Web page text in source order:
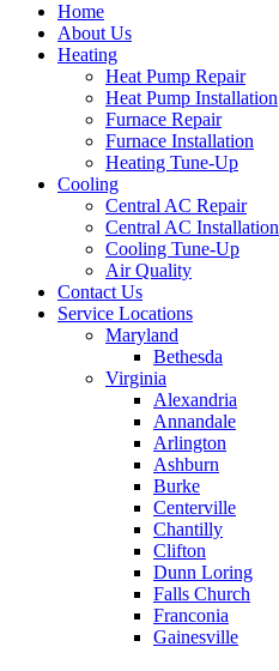
Home
About Us
Heating
Heat Pump Repair
Heat Pump Installation
Furnace Repair
Furnace Installation
Heating Tune-Up
Cooling
Central AC Repair
Central AC Installation
Cooling Tune-Up
Air Quality
Contact Us
Service Locations
Maryland
Bethesda
Virginia
Alexandria
Annandale
Arlington
Ashburn
Burke
Centerville
Chantilly
Clifton
Dunn Loring
Falls Church
Franconia
Gainesville